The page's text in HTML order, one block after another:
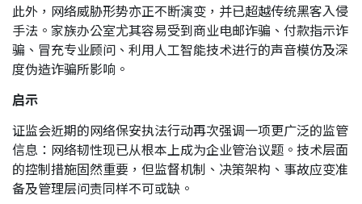
此外，网络威胁形势亦正不断演变，并已超越传统黑客入侵
手法。家族办公室尤其容易受到商业电邮诈骗、付款指示诈
骗、冒充专业顾问、利用人工智能技术进行的声音模仿及深
度伪造诈骗所影响。
启示
证监会近期的网络保安执法行动再次强调一项更广泛的监管
信息：网络韧性现已从根本上成为企业管治议题。技术层面
的控制措施固然重要，但监督机制、决策架构、事故应变准
备及管理层问责同样不可或缺。